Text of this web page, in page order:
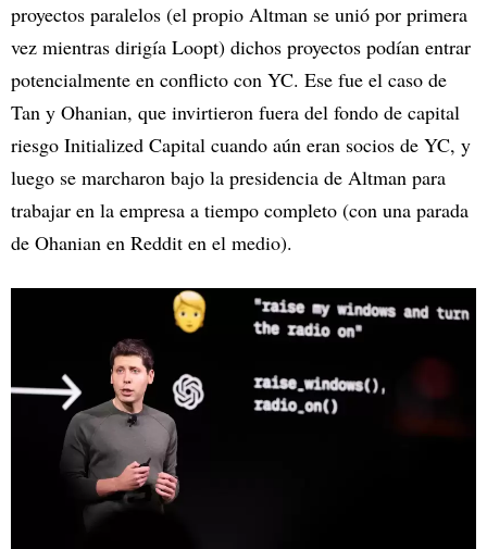
proyectos paralelos (el propio Altman se unió por primera
vez mientras dirigía Loopt) dichos proyectos podían entrar
potencialmente en conflicto con YC. Ese fue el caso de
Tan y Ohanian, que invirtieron fuera del fondo de capital
riesgo Initialized Capital cuando aún eran socios de YC, y
luego se marcharon bajo la presidencia de Altman para
trabajar en la empresa a tiempo completo (con una parada
de Ohanian en Reddit en el medio).